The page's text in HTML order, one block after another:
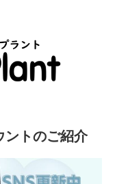
ントのご紹介